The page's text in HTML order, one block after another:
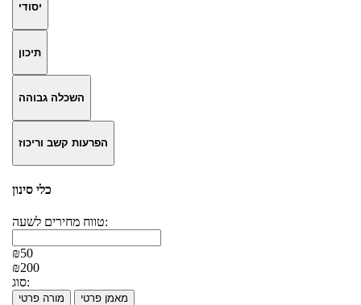
יסודי
תיכון
השכלה גבוהה
הפרעות קשב וריכוז
כלי סינון
טווח מחירים לשעה:
₪50
₪200
סוג:
מורה פרטי מאמן פרטי